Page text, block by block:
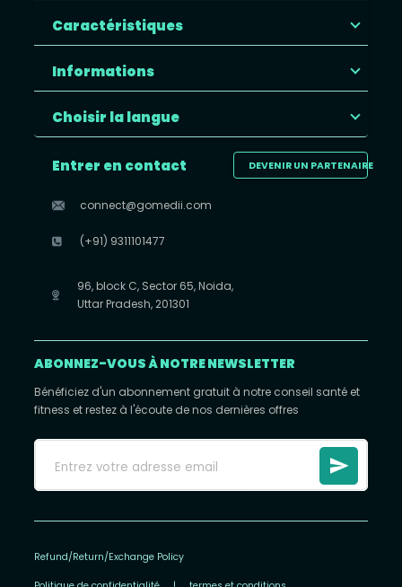
Caractéristiques
Informations
Choisir la langue
DEVENIR UN PARTENAIRE
Entrer en contact
connect@gomedii.com
(+91) 9311101477
96, block C, Sector 65, Noida,
Uttar Pradesh, 201301
ABONNEZ-VOUS À NOTRE NEWSLETTER
Bénéficiez d'un abonnement gratuit à notre conseil santé et
fitness et restez à l'écoute de nos dernières offres
Refund/Return/Exchange Policy